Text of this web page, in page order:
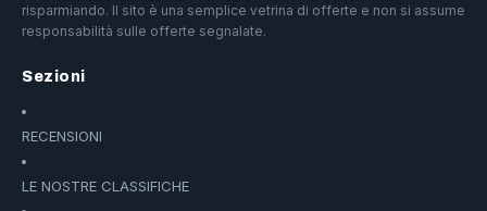
risparmiando. Il sito è una semplice vetrina di offerte e non si assume
responsabilità sulle offerte segnalate.
Sezioni
RECENSIONI
LE NOSTRE CLASSIFICHE